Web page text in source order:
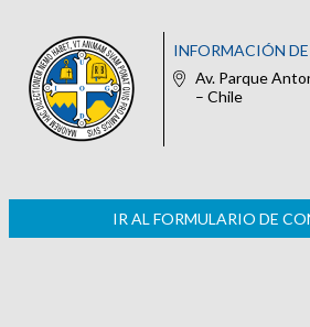
INFORMACIÓN
Av. Parque
– Chile
IR AL FORMULARIO DE